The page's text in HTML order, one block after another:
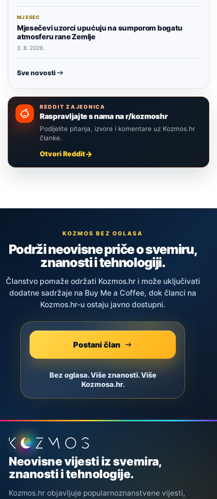
MJESEC
Mjesečevi uzorci upućuju na sumporom bogatu
atmosferu rane Zemlje
3. 8. 2026.
Sve novosti
REDDIT ZAJEDNICA
Raspravljajte s nama na r/kozmoshr
Podijelite pitanja, izvore i komentare uz Kozmos.hr
članke.
Otvori Reddit
KOZMOS BEZ OGLASA
Podrži neovisne priče o svemiru,
znanosti i tehnologiji.
Članstvo pomaže održati Kozmos.hr i može uključivati
dodatne sadržaje na Buy Me a Coffee, dok članci na
Kozmos.hr-u ostaju javno dostupni.
Postani član
Bez oglasa. Više znanosti. Više
Kozmosa.hr.
Podnožje stranice
Neovisne vijesti iz svemira,
znanosti i tehnologije.
Kozmos.hr objavljuje popularnoznanstvene vijesti,